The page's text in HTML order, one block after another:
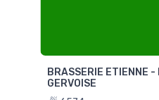
BRASSERIE ETIENNE -
GERVOISE